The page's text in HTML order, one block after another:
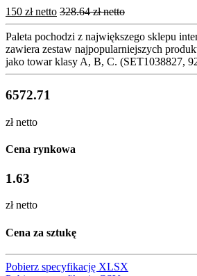
150 zł netto 328.64 zł netto
Paleta pochodzi z największego sklepu
zawiera zestaw najpopularniejszych
jako towar klasy A, B, C. (SET1038827,
6572.71
zł netto
Cena rynkowa
1.63
zł netto
Cena za sztukę
Pobierz specyfikację XLSX